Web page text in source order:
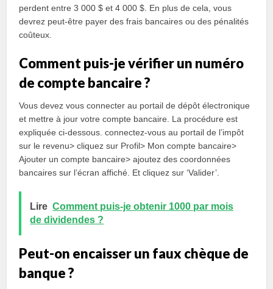
perdent entre 3 000 $ et 4 000 $. En plus de cela, vous
devrez peut-être payer des frais bancaires ou des pénalités
coûteux.
Comment puis-je vérifier un numéro
de compte bancaire ?
Vous devez vous connecter au portail de dépôt électronique
et mettre à jour votre compte bancaire. La procédure est
expliquée ci-dessous. connectez-vous au portail de l’impôt
sur le revenu> cliquez sur Profil> Mon compte bancaire>
Ajouter un compte bancaire> ajoutez des coordonnées
bancaires sur l’écran affiché. Et cliquez sur ‘Valider’.
Lire Comment puis-je obtenir 1000 par mois
de dividendes ?
Peut-on encaisser un faux chèque de
banque ?